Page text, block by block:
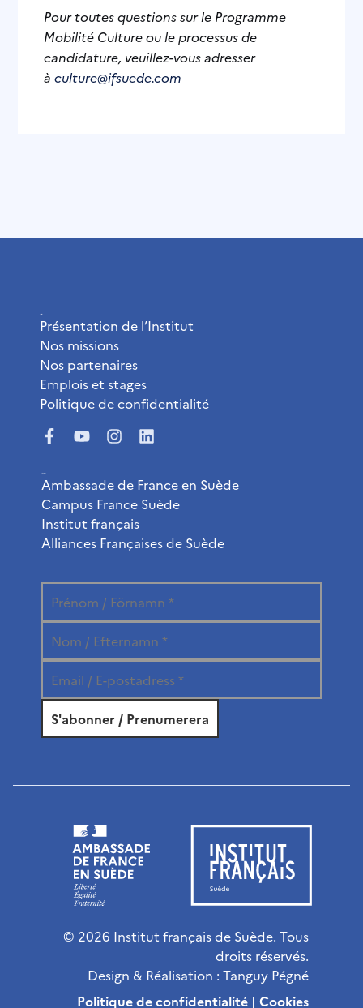
Pour toutes questions sur le Programme
Mobilité Culture ou le processus de
candidature, veuillez-vous adresser
àculture@ifsuede.com
Présentation de l’Institut
Nos missions
Nos partenaires
Emplois et stages
Politique de confidentialité
Ambassade de France en Suède
Campus France Suède
Institut français
Alliances Françaises de Suède
© 2026 Institut français de Suède. Tous
droits réservés.
Design & Réalisation : Tanguy Pégné
Politique de confidentialité | Cookies